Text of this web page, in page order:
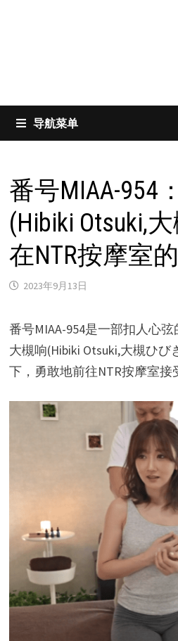
导航菜单
番号MIAA-954
(Hibiki Otsuki,
在NTR按摩室
2023年9月13日
番号MIAA-954是一部扣人心
大槻响(Hibiki Otsuki,大槻ひ
下，勇敢地前往NTR按摩室接